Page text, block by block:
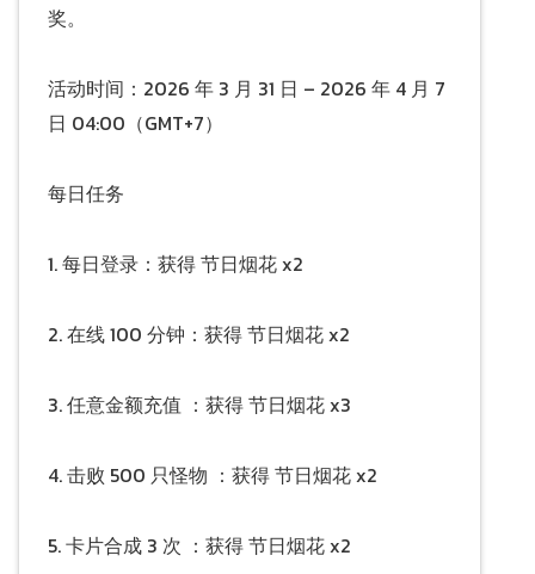
奖。
活动时间：2026 年 3 月 31 日 – 2026 年 4 月 7
日 04:00（GMT+7）
每日任务
1. 每日登录：获得 节日烟花 x2
2. 在线 100 分钟：获得 节日烟花 x2
3. 任意金额充值 ：获得 节日烟花 x3
4. 击败 500 只怪物 ：获得 节日烟花 x2
5. 卡片合成 3 次 ：获得 节日烟花 x2